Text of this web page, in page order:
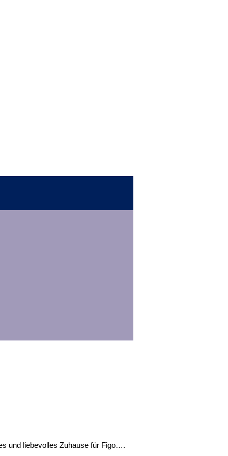
und liebevolles Zuhause für Figo….